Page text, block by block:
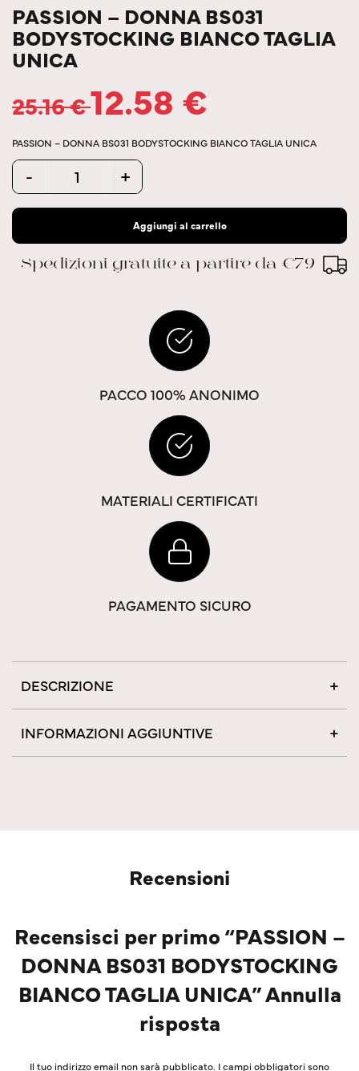
PASSION – DONNA BS031
BODYSTOCKING BIANCO TAGLIA
UNICA
25.16€12.58 €
PASSION – DONNA BS031 BODYSTOCKING BIANCO TAGLIA UNICA
Quantity
- +
Aggiungi al carrello
Spedizioni gratuite a partire da €79
PACCO 100% ANONIMO
MATERIALI CERTIFICATI
PAGAMENTO SICURO
DESCRIZIONE
INFORMAZIONI AGGIUNTIVE
Recensioni
Recensisci per primo “PASSION –
DONNA BS031 BODYSTOCKING
BIANCO TAGLIA UNICA” Annulla
risposta
Il tuo indirizzo email non sarà pubblicato. I campi obbligatori sono